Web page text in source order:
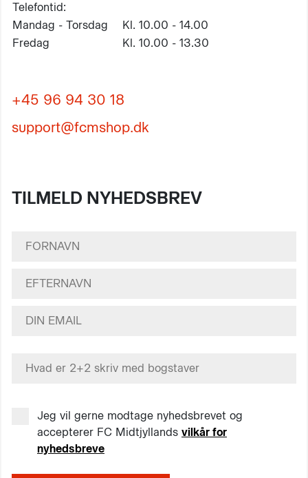
Telefontid:
Mandag - Torsdag
Kl. 10.00 - 14.00
Fredag
Kl. 10.00 - 13.30
+45 96 94 30 18
support@fcmshop.dk
TILMELD NYHEDSBREV
Jeg vil gerne modtage nyhedsbrevet og
accepterer FC Midtjyllands vilkår for
nyhedsbreve